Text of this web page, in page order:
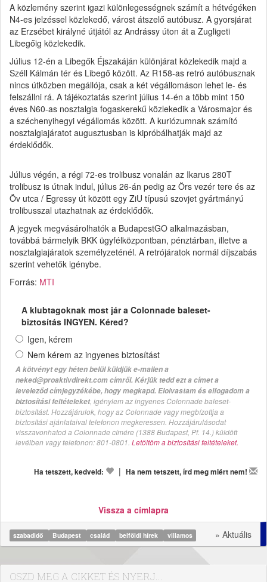
A közlemény szerint igazi különlegességnek számít a hétvégéken
N4-es jelzéssel közlekedő, várost átszelő autóbusz. A gyorsjárat
az Erzsébet királyné útjától az Andrássy úton át a Zugligeti
Libegőig közlekedik.
Július 12-én a Libegők Éjszakáján különjárat közlekedik majd a
Széll Kálmán tér és Libegő között. Az R158-as retró autóbusznak
nincs útközben megállója, csak a két végállomáson lehet le- és
felszállni rá. A tájékoztatás szerint július 14-én a több mint 150
éves N60-as nosztalgia fogaskerekű közlekedik a Városmajor és
a széchenyihegyi végállomás között. A kuriózumnak számító
nosztalgiajáratot augusztusban is kipróbálhatják majd az
érdeklődők.
Július végén, a régi 72-es trolibusz vonalán az Ikarus 280T
trolibusz is útnak indul, július 26-án pedig az Örs vezér tere és az
Öv utca / Egressy út között egy ZiU típusú szovjet gyártmányú
trolibusszal utazhatnak az érdeklődők.
A jegyek megvásárolhatók a BudapestGO alkalmazásban,
továbbá bármelyik BKK ügyfélközpontban, pénztárban, illetve a
nosztalgiajáratok személyzeténél. A retrójáratok normál díjszabás
szerint vehetők igénybe.
Forrás: MTI
A klubtagoknak most jár a Colonnade baleset-
biztosítás INGYEN. Kéred?
Igen, kérem
Nem kérem az ingyenes biztosítást
A kötvényt egy héten belül küldjük e-mailen a
neked@proaktivdirekt.com címről. Kérjük tedd ezt a címet a
leveleződ címjegyzékébe, hogy megkapd. Elolvastam és elfogadom a
biztosítási feltételeket, igénylem az ingyenes Colonnade baleset-
biztosítást. Hozzájárulok, hogy az Colonnade vagy megbízottja a
biztosítási ajánlataival telefonon megkeressen. Hozzájárulásodat
visszavonhatod a Colonnade címére (1388 Budapest, Pf. 14.) küldött
levélben vagy telefonon: 801-0801. Letöltöm a biztosítási feltételeket.
Ha tetszett, kedveld: | Ha nem tetszett, írd meg miért nem!
Vissza a címlapra
szabadidő Budapest család belföldi hírek villamos » Aktuális
OSZD MEG A CIKKET ÉS NYERJ...